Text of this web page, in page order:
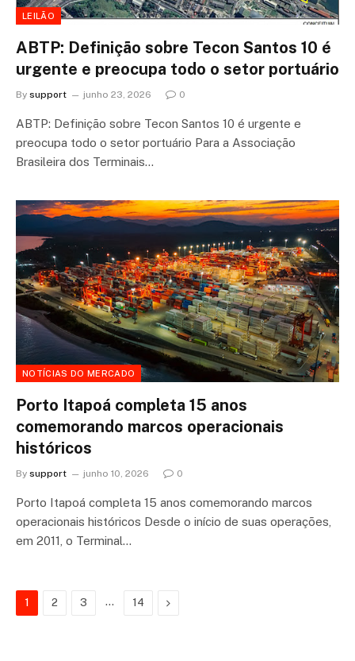
LEILÃO
ABTP: Definição sobre Tecon Santos 10 é
urgente e preocupa todo o setor portuário
By support junho 23, 2026 0
ABTP: Definição sobre Tecon Santos 10 é urgente e
preocupa todo o setor portuário Para a Associação
Brasileira dos Terminais…
NOTÍCIAS DO MERCADO
Porto Itapoá completa 15 anos
comemorando marcos operacionais
históricos
By support junho 10, 2026 0
Porto Itapoá completa 15 anos comemorando marcos
operacionais históricos Desde o início de suas operações,
em 2011, o Terminal…
1 2 3 … 14 Next